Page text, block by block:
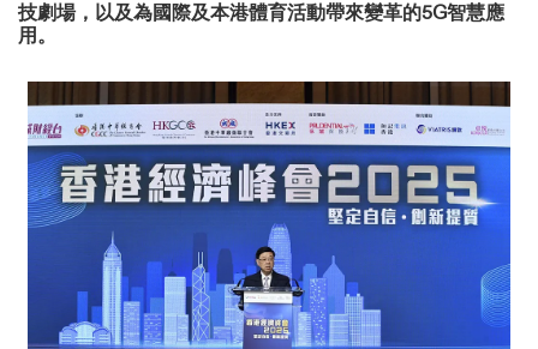
技劇場，以及為國際及本港體育活動帶來變革的5G智慧應
用。